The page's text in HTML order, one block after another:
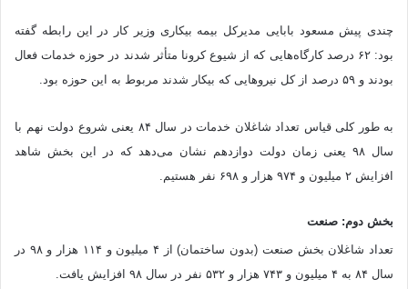
چندی پیش مسعود بابایی مدیرکل بیمه بیکاری وزیر کار در این رابطه گفته
بود: ۶۲ درصد کارگاه‌هایی که از شیوع کرونا متأثر شدند در حوزه خدمات فعال
بودند و ۵۹ درصد از کل نیروهایی که بیکار شدند مربوط به این حوزه بود.
به طور کلی قیاس تعداد شاغلان خدمات در سال ۸۴ یعنی شروع دولت نهم با
سال ۹۸ یعنی زمان دولت دوازدهم نشان می‌دهد که در این بخش شاهد
افزایش ۲ میلیون و ۹۷۴ هزار و ۶۹۸ نفر هستیم.
بخش دوم: صنعت
تعداد شاغلان بخش صنعت (بدون ساختمان) از ۴ میلیون و ۱۱۴ هزار و ۹۸ در
سال ۸۴ به ۴ میلیون و ۷۴۳ هزار و ۵۳۲ نفر در سال ۹۸ افزایش یافت.